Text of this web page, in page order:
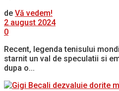
de Vă vedem!
2 august 2024
0
Recent, legenda tenisului
starnit un val de speculatii si
dupa o...